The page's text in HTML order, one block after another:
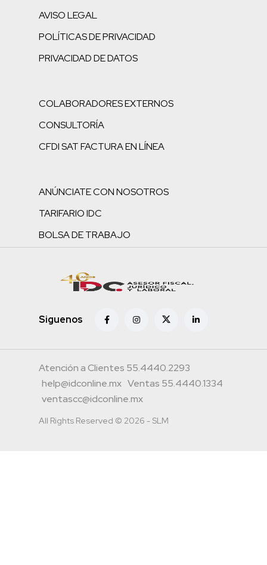
AVISO LEGAL
POLÍTICAS DE PRIVACIDAD
PRIVACIDAD DE DATOS
COLABORADORES EXTERNOS
CONSULTORÍA
CFDI SAT FACTURA EN LÍNEA
ANÚNCIATE CON NOSOTROS
TARIFARIO IDC
BOLSA DE TRABAJO
Siguenos
Atención a Clientes 55.4440.2293
help@idconline.mx Ventas 55.4440.1334
ventascc@idconline.mx
All Rights Reserved © 2026 - SLM